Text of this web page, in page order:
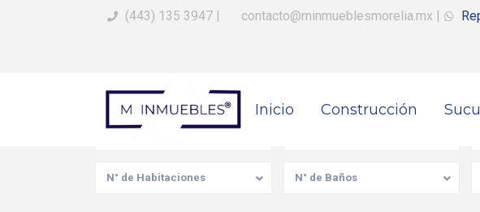
(443) 135 3947 | contacto@minmueblesmorelia.mx |
Inicio Construcción
Busca Tu Propiedad
N° de Habitaciones N° de Baños